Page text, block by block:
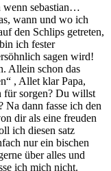
wenn sebastian…
wann und wo ich
den Schlips getreten,
ich fester
sagen wird!
Allein schon das
, Allet klar Papa,
für sorgen? Du willst
Na dann fasse ich den
dir als eine freuden
ich diesen satz
nur ein bischen
über alles und
ich mich nicht.